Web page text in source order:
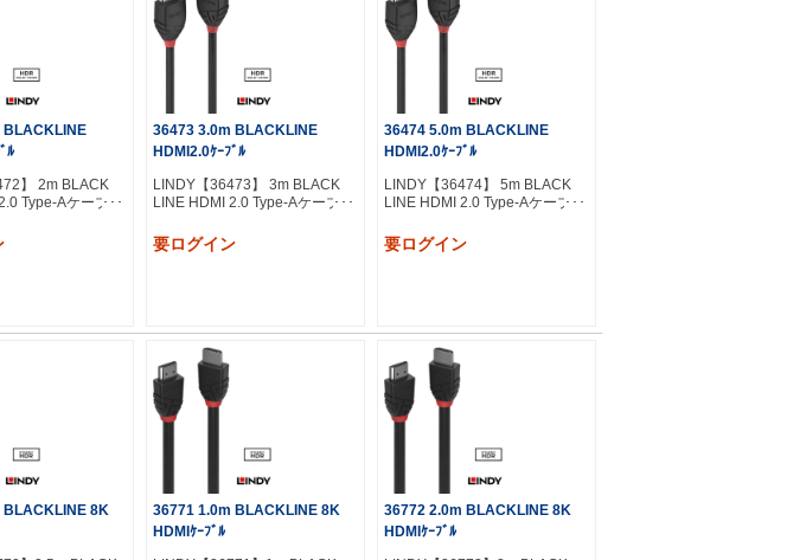
BLACKLINE
ﾙ
】 2m BLACK
Type-Aケーブル
36473 3.0m BLACKLINE
HDMI2.0ｹｰﾌﾞﾙ
LINDY【36473】 3m BLACK
LINE HDMI 2.0 Type-Aケーブル
要ログイン
36474 5.0m BLACKLINE
HDMI2.0ｹｰﾌﾞﾙ
LINDY【36474】 5m BLACK
LINE HDMI 2.0 Type-Aケーブル
要ログイン
8K
36771 1.0m BLACKLINE 8K
HDMIｹｰﾌﾞﾙ
36772 2.0m BLACKLINE 8K
HDMIｹｰﾌﾞﾙ